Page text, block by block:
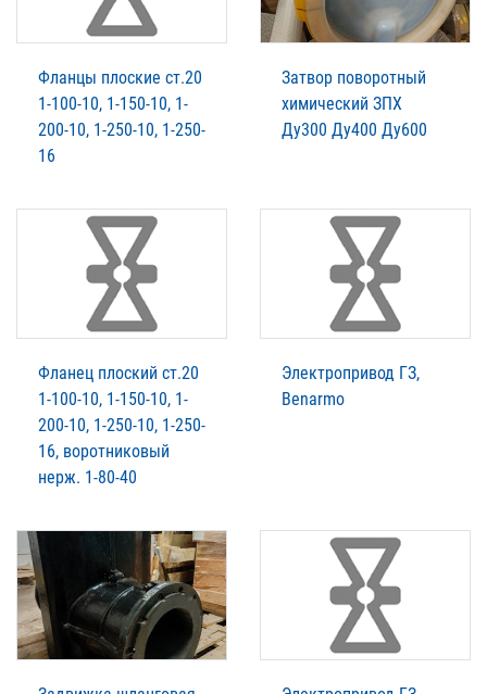
Фланцы плоские ст.20
1-100-10, 1-150-10, 1-
200-10, 1-250-10, 1-250-
16
Затвор поворотный
химический ЗПХ
Ду300 Ду400 Ду600
Фланец плоский ст.20
1-100-10, 1-150-10, 1-
200-10, 1-250-10, 1-250-
16, воротниковый
нерж. 1-80-40
Электропривод ГЗ,
Benarmo